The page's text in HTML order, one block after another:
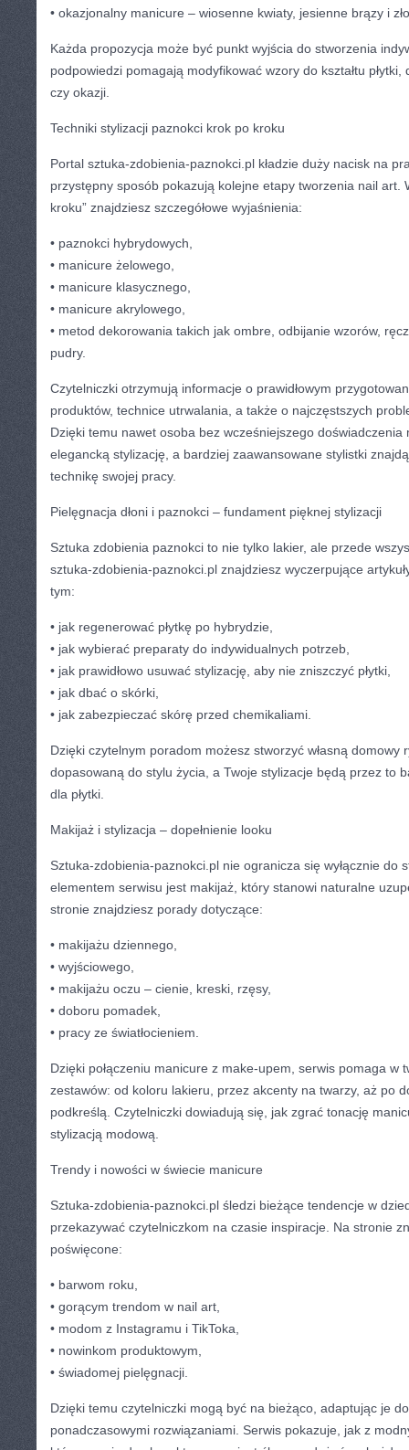
• okazjonalny manicure – wiosenne kwiaty, jesienne brązy i
Każda propozycja może być punkt wyjścia do stworzenia
podpowiedzi pomagają modyfikować wzory do kształtu płytki,
czy okazji.
Techniki stylizacji paznokci krok po kroku
Portal sztuka-zdobienia-paznokci.pl kładzie duży nacisk na
przystępny sposób pokazują kolejne etapy tworzenia nail art.
kroku” znajdziesz szczegółowe wyjaśnienia:
• paznokci hybrydowych,
• manicure żelowego,
• manicure klasycznego,
• manicure akrylowego,
• metod dekorowania takich jak ombre, odbijanie wzorów,
pudry.
Czytelniczki otrzymują informacje o prawidłowym
produktów, technice utrwalania, a także o najczęstszych
Dzięki temu nawet osoba bez wcześniejszego
elegancką stylizację, a bardziej zaawansowane stylistki
technikę swojej pracy.
Pielęgnacja dłoni i paznokci – fundament pięknej stylizacji
Sztuka zdobienia paznokci to nie tylko lakier, ale przede
sztuka-zdobienia-paznokci.pl znajdziesz wyczerpujące
tym:
• jak regenerować płytkę po hybrydzie,
• jak wybierać preparaty do indywidualnych potrzeb,
• jak prawidłowo usuwać stylizację, aby nie zniszczyć płytki,
• jak dbać o skórki,
• jak zabezpieczać skórę przed chemikaliami.
Dzięki czytelnym poradom możesz stworzyć własną domowy
dopasowaną do stylu życia, a Twoje stylizacje będą przez to
dla płytki.
Makijaż i stylizacja – dopełnienie looku
Sztuka-zdobienia-paznokci.pl nie ogranicza się wyłącznie do
elementem serwisu jest makijaż, który stanowi naturalne
stronie znajdziesz porady dotyczące:
• makijażu dziennego,
• wyjściowego,
• makijażu oczu – cienie, kreski, rzęsy,
• doboru pomadek,
• pracy ze światłocieniem.
Dzięki połączeniu manicure z make-upem, serwis pomaga w
zestawów: od koloru lakieru, przez akcenty na twarzy, aż po
podkreślą. Czytelniczki dowiadują się, jak zgrać tonację
stylizacją modową.
Trendy i nowości w świecie manicure
Sztuka-zdobienia-paznokci.pl śledzi bieżące tendencje w
przekazywać czytelniczkom na czasie inspiracje. Na stronie
poświęcone:
• barwom roku,
• gorącym trendom w nail art,
• modom z Instagramu i TikToka,
• nowinkom produktowym,
• świadomej pielęgnacji.
Dzięki temu czytelniczki mogą być na bieżąco, adaptując je
ponadczasowymi rozwiązaniami. Serwis pokazuje, jak z